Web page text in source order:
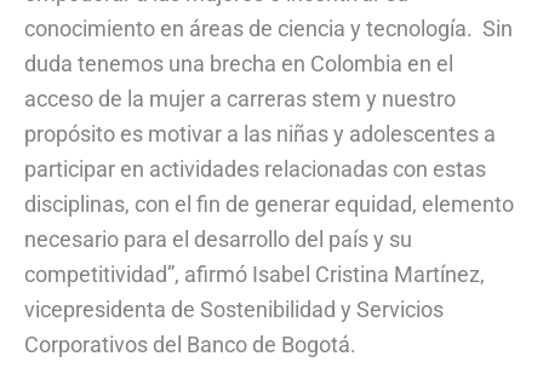
conocimiento en áreas de ciencia y tecnología. Sin
duda tenemos una brecha en Colombia en el
acceso de la mujer a carreras stem y nuestro
propósito es motivar a las niñas y adolescentes a
participar en actividades relacionadas con estas
disciplinas, con el fin de generar equidad, elemento
necesario para el desarrollo del país y su
competitividad”, afirmó Isabel Cristina Martínez,
vicepresidenta de Sostenibilidad y Servicios
Corporativos del Banco de Bogotá.